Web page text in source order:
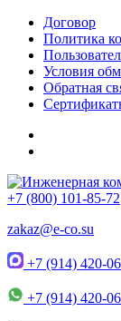
Договор
Политика
Условия
Обратная
+7 (800) 101-85-72
zakaz@e-co.su
+7 (914) 420-
+7 (914) 420-